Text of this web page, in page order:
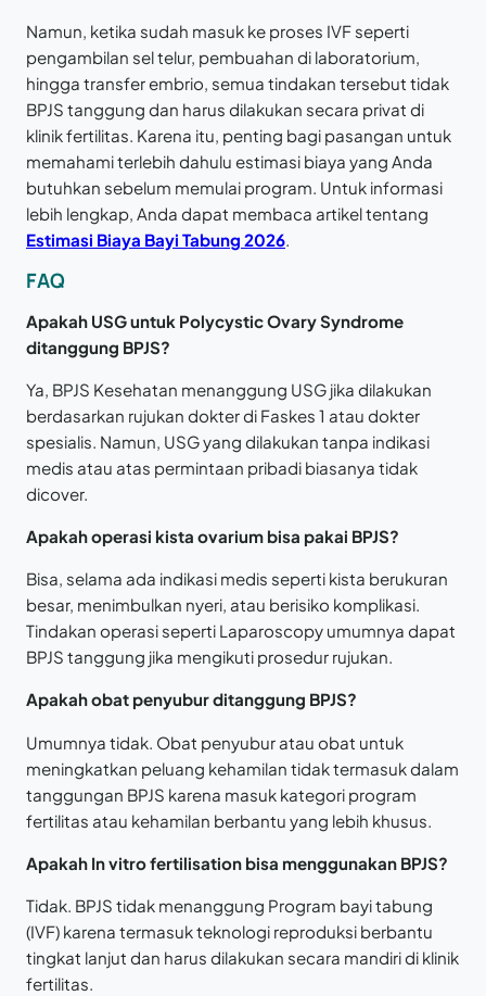
Namun, ketika sudah masuk ke proses IVF seperti
pengambilan sel telur, pembuahan di laboratorium,
hingga transfer embrio, semua tindakan tersebut tidak
BPJS tanggung dan harus dilakukan secara privat di
klinik fertilitas. Karena itu, penting bagi pasangan untuk
memahami terlebih dahulu estimasi biaya yang Anda
butuhkan sebelum memulai program. Untuk informasi
lebih lengkap, Anda dapat membaca artikel tentang
Estimasi Biaya Bayi Tabung 2026
FAQ
Apakah USG untuk Polycystic Ovary Syndrome
ditanggung BPJS?
Ya, BPJS Kesehatan menanggung USG jika dilakukan
berdasarkan rujukan dokter di Faskes 1 atau dokter
spesialis. Namun, USG yang dilakukan tanpa indikasi
medis atau atas permintaan pribadi biasanya tidak
dicover.
Apakah operasi kista ovarium bisa pakai BPJS?
Bisa, selama ada indikasi medis seperti kista berukuran
besar, menimbulkan nyeri, atau berisiko komplikasi.
Tindakan operasi seperti Laparoscopy umumnya dapat
BPJS tanggung jika mengikuti prosedur rujukan.
Apakah obat penyubur ditanggung BPJS?
Umumnya tidak. Obat penyubur atau obat untuk
meningkatkan peluang kehamilan tidak termasuk dalam
tanggungan BPJS karena masuk kategori program
fertilitas atau kehamilan berbantu yang lebih khusus.
Apakah In vitro fertilisation bisa menggunakan BPJS?
Tidak. BPJS tidak menanggung Program bayi tabung
(IVF) karena termasuk teknologi reproduksi berbantu
tingkat lanjut dan harus dilakukan secara mandiri di klinik
fertilitas.